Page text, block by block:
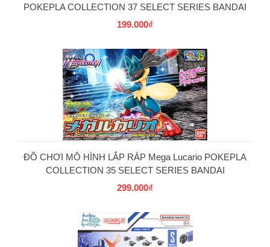
POKEPLA COLLECTION 37 SELECT SERIES BANDAI
199.000₫
ĐỒ CHƠI MÔ HÌNH LẮP RÁP Mega Lucario POKEPLA
COLLECTION 35 SELECT SERIES BANDAI
299.000₫